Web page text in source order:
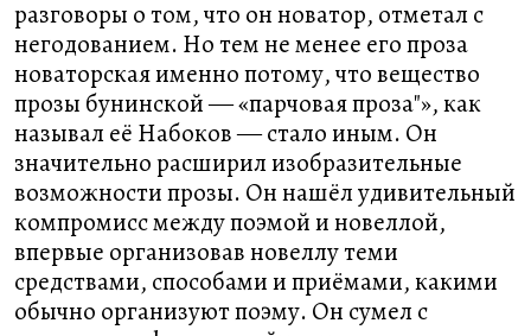
разговоры о том, что он новатор, отметал с
негодованием. Но тем не менее его проза
новаторская именно потому, что вещество
прозы бунинской ― «парчовая проза"», как
называл её Набоков ― стало иным. Он
значительно расширил изобразительные
возможности прозы. Он нашёл удивительный
компромисс между поэмой и новеллой,
впервые организовав новеллу теми
средствами, способами и приёмами, какими
обычно организуют поэму. Он сумел с